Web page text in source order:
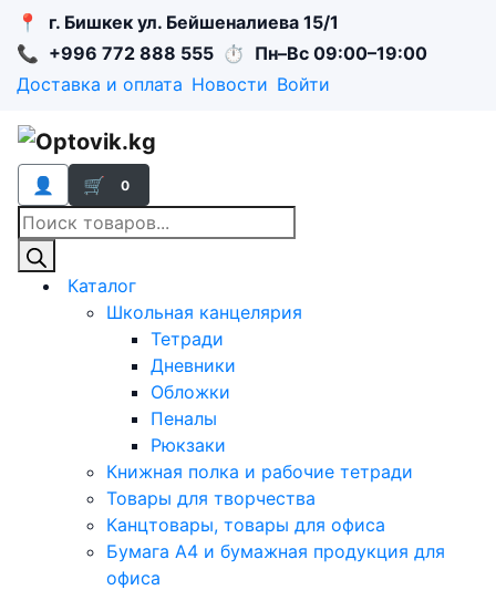
📍
г. Бишкек ул. Бейшеналиева 15/1
📞 +996 772 888 555 ⏱ Пн–Вс 09:00–19:00
Доставка и оплата Новости Войти
👤 🛒 0
Поиск
товаров
Каталог
Школьная канцелярия
Тетради
Дневники
Обложки
Пеналы
Рюкзаки
Книжная полка и рабочие тетради
Товары для творчества
Канцтовары, товары для офиса
Бумага А4 и бумажная продукция для
офиса